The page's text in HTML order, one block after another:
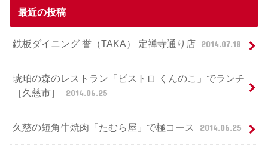
最近の投稿
鉄板ダイニング 誉（TAKA） 定禅寺通り店 2014.07.18
琥珀の森のレストラン「ビストロ くんのこ」でランチ
［久慈市］
2014.06.25
久慈の短角牛焼肉「たむら屋」で極コース 2014.06.25